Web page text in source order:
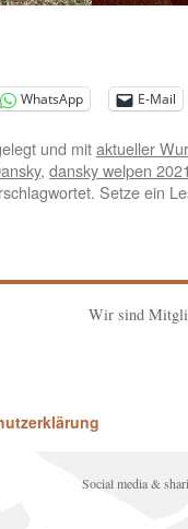
WhatsApp E-Mail
und mitaktueller
, dansky welpen
Setze ein
Wir sind
Social media &